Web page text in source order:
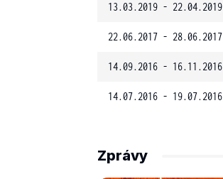
13.03.2019 - 22.04.2019
22.06.2017 - 28.06.2017
14.09.2016 - 16.11.2016
14.07.2016 - 19.07.2016
Zprávy